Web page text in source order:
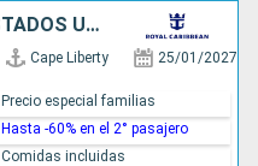
REPÚBLICA DOMINICANA, ESTADOS UNIDOS, ANTIGUA Y BARBUDA, SANTA LUCIA, SAN MARTÍN
Cape Liberty 25/01/2027
Precio especial familias
Hasta -60% en el 2° pasajero
Comidas incluidas